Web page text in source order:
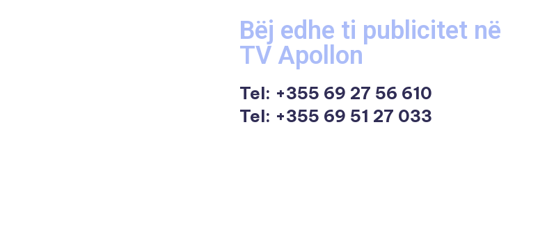
Bëj edhe ti publicitet në
TV Apollon
Tel: +355 69 27 56 610
Tel: +355 69 51 27 033